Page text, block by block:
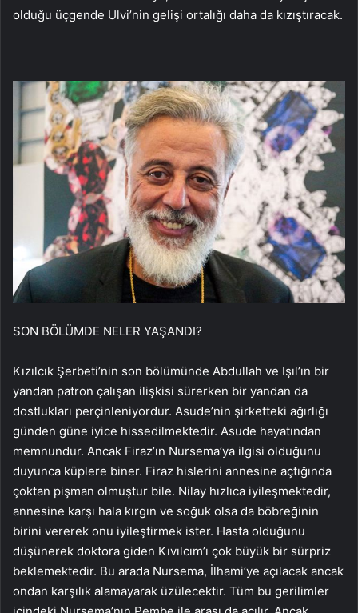
olduğu üçgende Ulvi’nin gelişi ortalığı daha da kızıştıracak.
SON BÖLÜMDE NELER YAŞANDI?
Kızılcık Şerbeti’nin son bölümünde Abdullah ve Işıl’ın bir
yandan patron çalışan ilişkisi sürerken bir yandan da
dostlukları perçinleniyordur. Asude’nin şirketteki ağırlığı
günden güne iyice hissedilmektedir. Asude hayatından
memnundur. Ancak Firaz’ın Nursema’ya ilgisi olduğunu
duyunca küplere biner. Firaz hislerini annesine açtığında
çoktan pişman olmuştur bile. Nilay hızlıca iyileşmektedir,
annesine karşı hala kırgın ve soğuk olsa da böbreğinin
birini vererek onu iyileştirmek ister. Hasta olduğunu
düşünerek doktora giden Kıvılcım’ı çok büyük bir sürpriz
beklemektedir. Bu arada Nursema, İlhami’ye açılacak ancak
ondan karşılık alamayarak üzülecektir. Tüm bu gerilimler